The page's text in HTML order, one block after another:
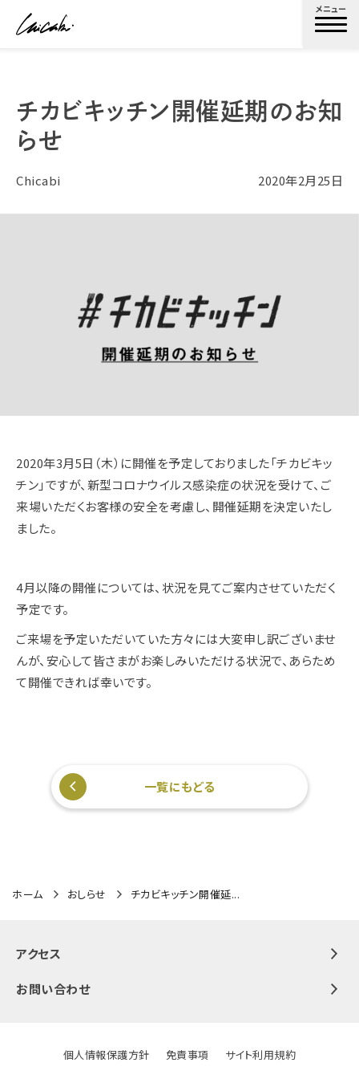
メニュー
チカビキッチン開催延期のお知
らせ
Chicabi 2020年2月25日
2020年3月5日（木）に開催を予定しておりました「チカビキッ
チン」ですが、新型コロナウイルス感染症の状況を受けて、ご
来場いただくお客様の安全を考慮し、開催延期を決定いたし
ました。
4月以降の開催については、状況を見てご案内させていただく
予定です。
ご来場を予定いただいていた方々には大変申し訳ございませ
んが、安心して皆さまがお楽しみいただける状況で、あらため
て開催できれば幸いです。
一覧にもどる
ホーム おしらせ チカビキッチン開催延...
アクセス
お問い合わせ
個人情報保護方針 免責事項 サイト利用規約